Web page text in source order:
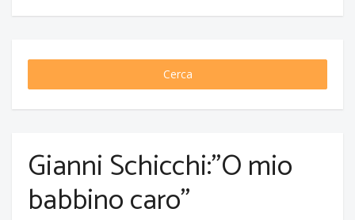
Cerca
Gianni Schicchi:"O mio
babbino caro"